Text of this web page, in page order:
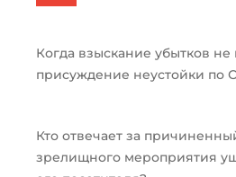
Когда взыскание убытков не
присуждение неустойки по
Кто отвечает за
зрелищного мероприятия